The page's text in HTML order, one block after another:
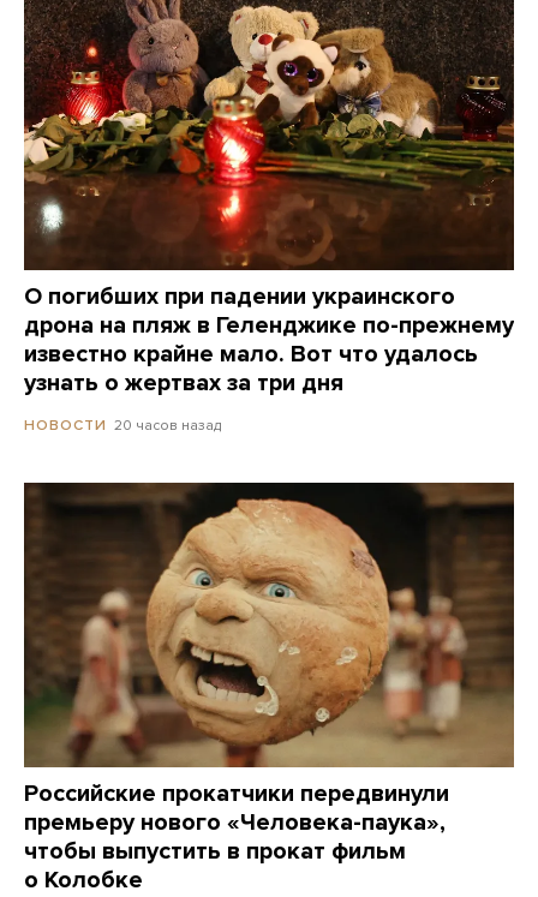
О погибших при падении украинского
дрона на пляж в Геленджике по-прежнему
известно крайне мало. Вот что удалось
узнать о жертвах за три дня
НОВОСТИ 20 часов назад
Российские прокатчики передвинули
премьеру нового «Человека-паука»,
чтобы выпустить в прокат фильм
о Колобке